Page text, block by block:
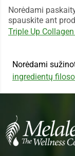
Norėdami
spauskite ant
Triple Up
Norėdami
ingredientų